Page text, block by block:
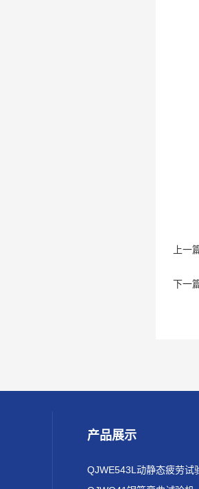
上一
下一
产品展示
QJWE543L动静态疲劳试